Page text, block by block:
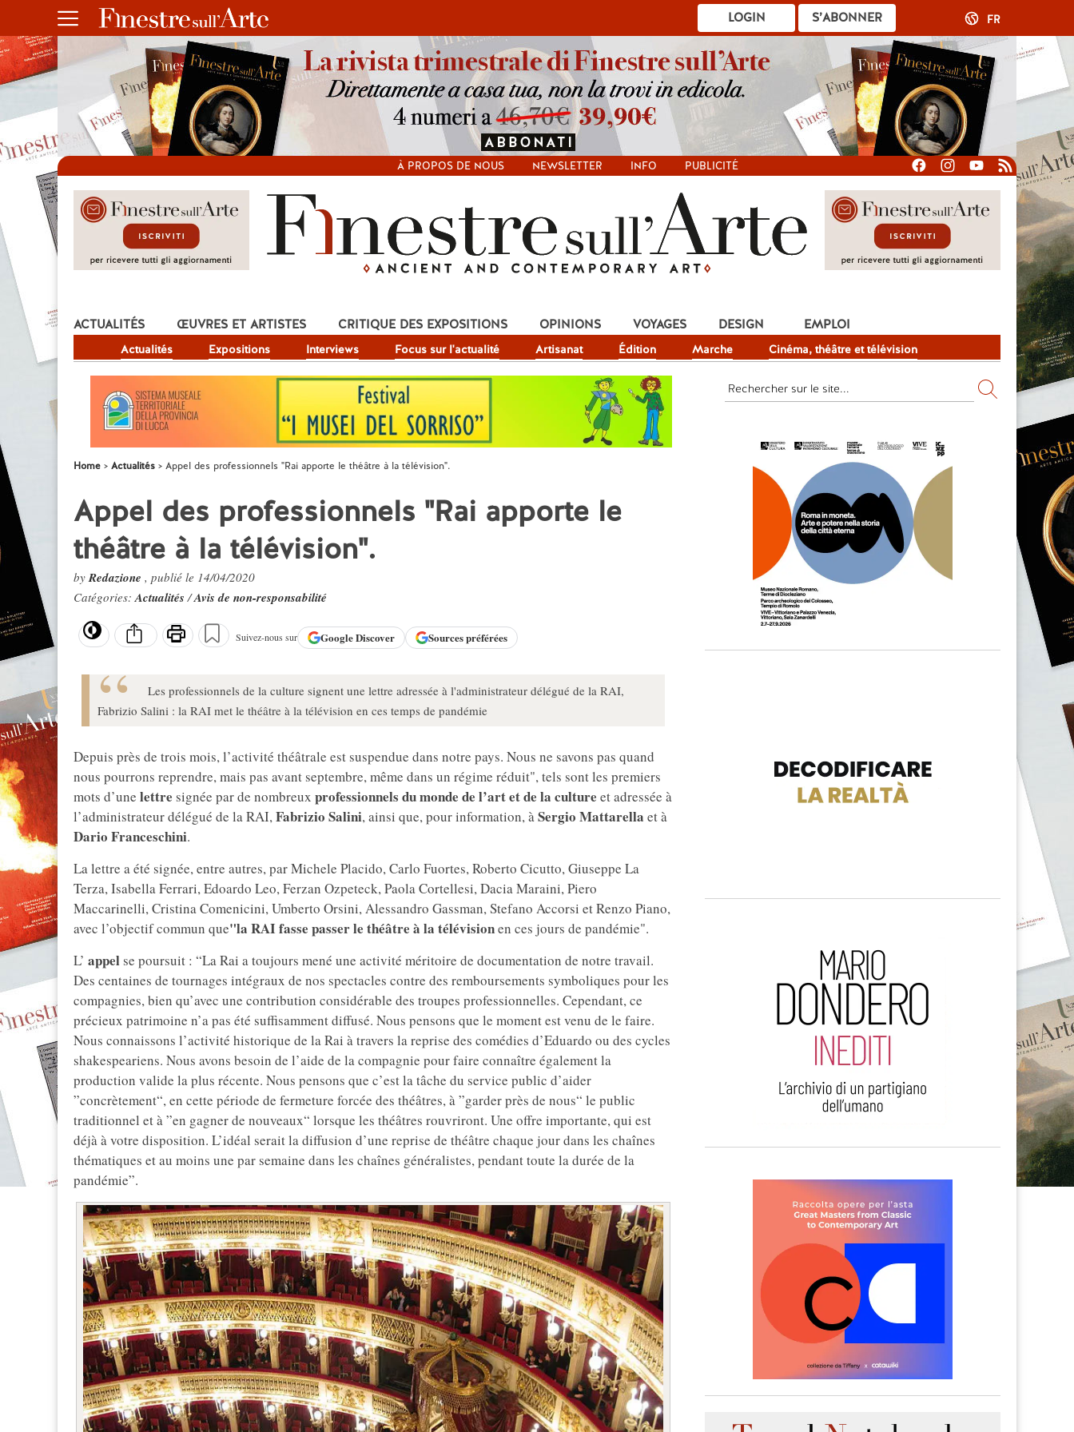
S’ABONNER
LOGIN FR
À PROPOS DE NOUS NEWSLETTER INFO PUBLICITÉ
ACTUALITÉS
Actualités Expositions Interviews Focus sur l'actualité Artisanat Édition Marche Cinéma, théâtre et télévision
ŒUVRES ET ARTISTES CRITIQUE DES EXPOSITIONS OPINIONS VOYAGES DESIGN EMPLOI
Home Actualités Appel des professionnels "Rai apporte le théâtre à la télévision".
Appel des professionnels "Rai apporte le
théâtre à la télévision".
byRedazione , publié le 14/04/2020
Catégories:Actualités/Avis de non-responsabilité
Suivez-nous sur GoogleDiscover Sources préférées
Les professionnels de la culture signent une lettre adressée à l'administrateur délégué de la RAI,
Fabrizio Salini : la RAI met le théâtre à la télévision en ces temps de pandémie
Depuis près de trois mois, l’activité théâtrale est suspendue dans notre pays. Nous ne savons pas quand
nous pourrons reprendre, mais pas avant septembre, même dans un régime réduit", tels sont les premiers
mots d’une lettre signée par de nombreux professionnels du monde de l’art et de la culture et adressée à
l’administrateur délégué de la RAI,Fabrizio Salini, ainsi que, pour information, àSergio Mattarella et à
Dario Franceschini.
La lettre a été signée, entre autres, par Michele Placido, Carlo Fuortes, Roberto Cicutto, Giuseppe La
Terza, Isabella Ferrari, Edoardo Leo, Ferzan Ozpeteck, Paola Cortellesi, Dacia Maraini, Piero
Maccarinelli, Cristina Comenicini, Umberto Orsini, Alessandro Gassman, Stefano Accorsi et Renzo Piano,
avec l’objectif commun que"la RAI fasse passer le théâtre à la télévisionen ces jours de pandémie".
L’ appel se poursuit : “La Rai a toujours mené une activité méritoire de documentation de notre travail.
Des centaines de tournages intégraux de nos spectacles contre des remboursements symboliques pour les
compagnies, bien qu’avec une contribution considérable des troupes professionnelles. Cependant, ce
précieux patrimoine n’a pas été suffisamment diffusé. Nous pensons que le moment est venu de le faire.
Nous connaissons l’activité historique de la Rai à travers la reprise des comédies d’Eduardo ou des cycles
shakespeariens. Nous avons besoin de l’aide de la compagnie pour faire connaître également la
production valide la plus récente. Nous pensons que c’est la tâche du service public d’aider
”concrètement“, en cette période de fermeture forcée des théâtres, à ”garder près de nous“ le public
traditionnel et à ”en gagner de nouveaux“ lorsque les théâtres rouvriront. Une offre importante, qui est
déjà à votre disposition. L’idéal serait la diffusion d’une reprise de théâtre chaque jour dans les chaînes
thématiques et au moins une par semaine dans les chaînes généralistes, pendant toute la durée de la
pandémie”.